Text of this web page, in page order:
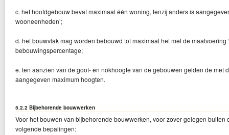
c. het hoofdgebouw bevat maximaal één woning, tenzij anders is
wooneenheden’;
d. het bouwvlak mag worden bebouwd tot maximaal het met de
bebouwingspercentage;
e. ten aanzien van de goot- en nokhoogte van de gebouwen gelden de met
aangegeven maximum hoogten.
5.2.2 Bijbehorende bouwwerken
Voor het bouwen van bijbehorende bouwwerken, voor zover gelegen buiten
volgende bepalingen: